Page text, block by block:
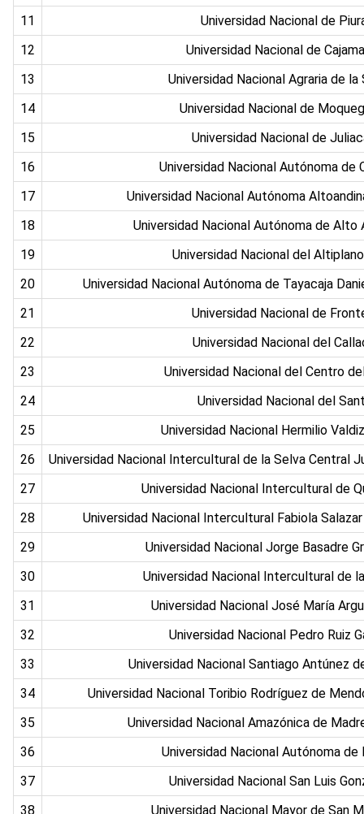
11
Universidad Nacional de
12
Universidad Nacional de
13
Universidad Nacional Agraria de la
14
Universidad Nacional de
15
Universidad Nacional de
16
Universidad Nacional Autónoma de
17
Universidad Nacional Autónoma
18
Universidad Nacional Autónoma de Alto
19
Universidad Nacional del
20
Universidad Nacional Autónoma de Tayacaja
21
Universidad Nacional de
22
Universidad Nacional del
23
Universidad Nacional del Centro
24
Universidad Nacional del
25
Universidad Nacional Hermilio
26
Universidad Nacional Intercultural de la Selva Central
27
Universidad Nacional Intercultural de
28
Universidad Nacional Intercultural Fabiola
29
Universidad Nacional Jorge Basadre
30
Universidad Nacional Intercultural de
31
Universidad Nacional José María
32
Universidad Nacional Pedro Ruiz
33
Universidad Nacional Santiago Antúnez
34
Universidad Nacional Toribio Rodríguez de
35
Universidad Nacional Amazónica de
36
Universidad Nacional Autónoma de
37
Universidad Nacional San Luis
38
Universidad Nacional Mayor de San